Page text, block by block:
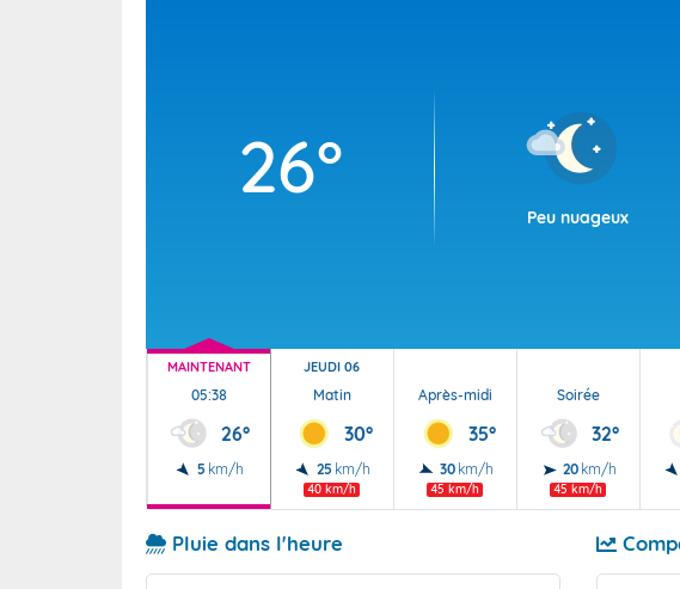
26°
Peu nuageux
MAINTENANT
05:38
26°
5 km/h
JEUDI 06
Matin
30°
25 km/h
40 km/h
Après-midi
35°
30 km/h
45 km/h
Soirée
32°
20 km/h
45 km/h
Pluie dans l'heure